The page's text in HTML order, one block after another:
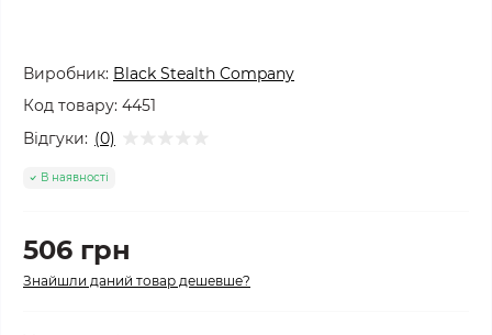
Виробник: Black Stealth Company
Код товару: 4451
Відгуки: (0)
В наявності
506 грн
Знайшли даний товар дешевше?